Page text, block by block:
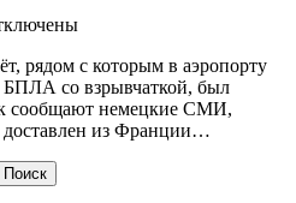
рядом с которым в аэропорту
со взрывчаткой, был
сообщают немецкие СМИ,
доставлен из Франции…